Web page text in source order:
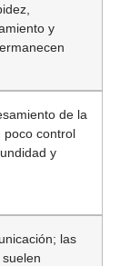
y
de la
poco control
y
las